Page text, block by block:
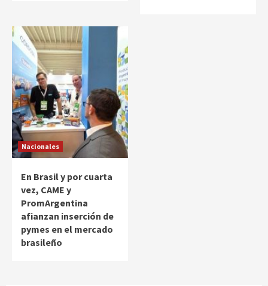
Nacionales
En Brasil y por cuarta
vez, CAME y
PromArgentina
afianzan inserción de
pymes en el mercado
brasileño